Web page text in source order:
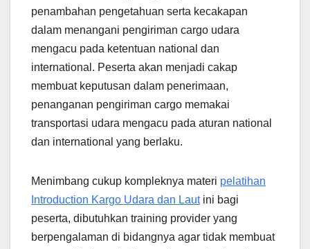
penambahan pengetahuan serta kecakapan
dalam menangani pengiriman cargo udara
mengacu pada ketentuan national dan
international. Peserta akan menjadi cakap
membuat keputusan dalam penerimaan,
penanganan pengiriman cargo memakai
transportasi udara mengacu pada aturan national
dan international yang berlaku.
Menimbang cukup kompleknya materi pelatihan
Introduction Kargo Udara dan Lautini bagi
peserta, dibutuhkan training provider yang
berpengalaman di bidangnya agar tidak membuat